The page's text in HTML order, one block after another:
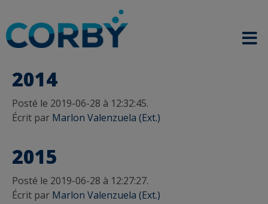
2014
Posté le 2019-06-28 à 12:32:45.
Écrit par Marlon Valenzuela (Ext.)
2015
Posté le 2019-06-28 à 12:27:27.
Écrit par Marlon Valenzuela (Ext.)